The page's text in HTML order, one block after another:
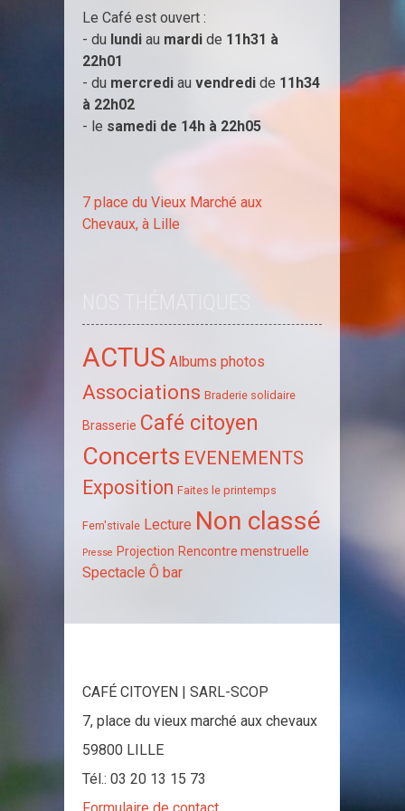
Le Café est ouvert :
- du lundi au mardi de 11h31 à
22h01
- du mercredi au vendredi de 11h34
à 22h02
- le samedi de 14h à 22h05
7 place du Vieux Marché aux
Chevaux, à Lille
ACTUS Albums photos
Associations Braderie solidaire
Brasserie Café citoyen
Concerts EVENEMENTS
Exposition Faites le printemps
Fem'stivale Lecture Non classé
Presse Projection Rencontre menstruelle
Spectacle Ô bar
CAFÉ CITOYEN | SARL-SCOP
7, place du vieux marché aux chevaux
59800 LILLE
Tél.: 03 20 13 15 73